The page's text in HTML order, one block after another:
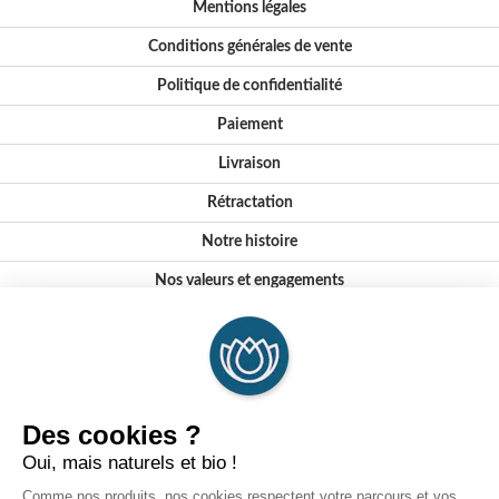
Mentions légales
Conditions générales de vente
Politique de confidentialité
Paiement
Livraison
Rétractation
Notre histoire
Nos valeurs et engagements
Conseils
Où nous trouver ?
FAQ